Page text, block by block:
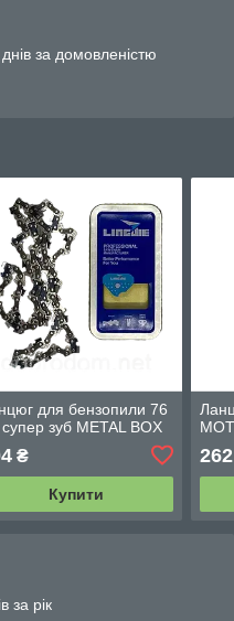
за домовленістю
для бензопили 76
супер зуб METAL BOX
₴
Купити
262
за рік